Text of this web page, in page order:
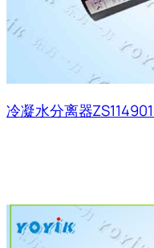
冷凝水分离器